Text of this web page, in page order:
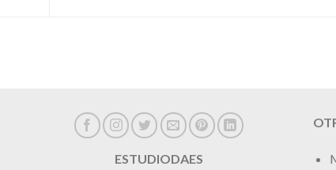
ESTUDIODAES